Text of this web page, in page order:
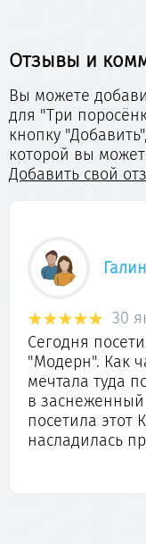
Отзывы и
Вы можете
для "Три
кнопку
которой вы
Добавить свой
30
Сегодня
"Модерн". Как
мечтала туда
в
посетила этот
насладилась